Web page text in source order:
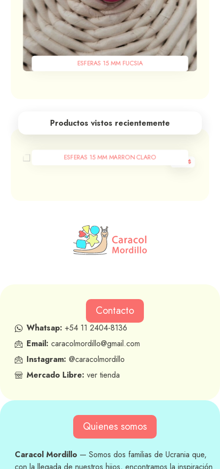
ESFERAS 15 MM FUCSIA
Productos vistos recientemente
ESFERAS 15 MM MARRON CLARO $
Quienes somos
Caracol Mordillo — Somos dos familias de Ucrania que,
Contacto
Whatsap: +54 11 2404-8136
Email: caracolmordillo@gmail.com
Instagram: @caracolmordillo
Mercado Libre: ver tienda